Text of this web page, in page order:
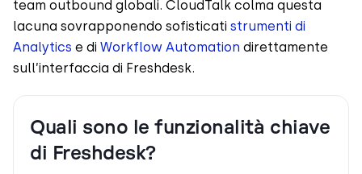
team outbound globali. CloudTalk colma questa
lacuna sovrapponendo sofisticati strumenti di
Analytics e di Workflow Automation direttamente
sull’interfaccia di Freshdesk.
Quali sono le funzionalità chiave
di Freshdesk?